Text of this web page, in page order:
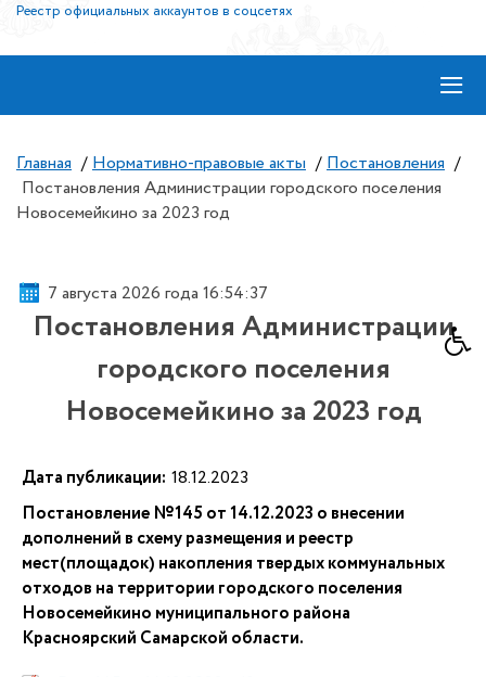
Реестр официальных аккаунтов в соцсетях
≡
Главная / Нормативно-правовые акты / Постановления /
Постановления Администрации городского поселения
Новосемейкино за 2023 год
7 августа 2026 года 16:54:37
Постановления Администрации
городского поселения
Новосемейкино за 2023 год
Дата публикации: 18.12.2023
Постановление №145 от 14.12.2023 о внесении
дополнений в схему размещения и реестр
мест(площадок) накопления твердых коммунальных
отходов на территории городского поселения
Новосемейкино муниципального района
Красноярский Самарской области.